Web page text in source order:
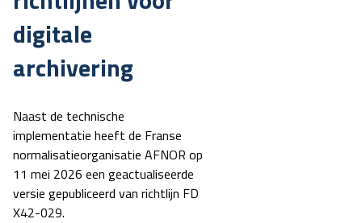
digitale
archivering
Naast de technische
implementatie heeft de Franse
normalisatieorganisatie AFNOR op
11 mei 2026 een geactualiseerde
versie gepubliceerd van richtlijn FD
X42-029.